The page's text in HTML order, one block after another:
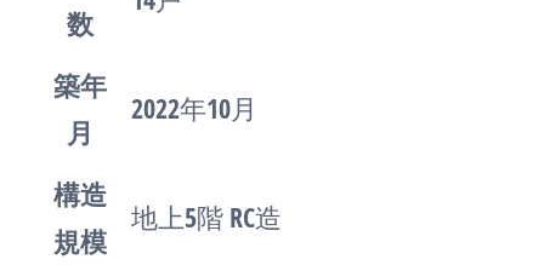
数
築年
月
2022年10月
構造
規模
地上5階 RC造